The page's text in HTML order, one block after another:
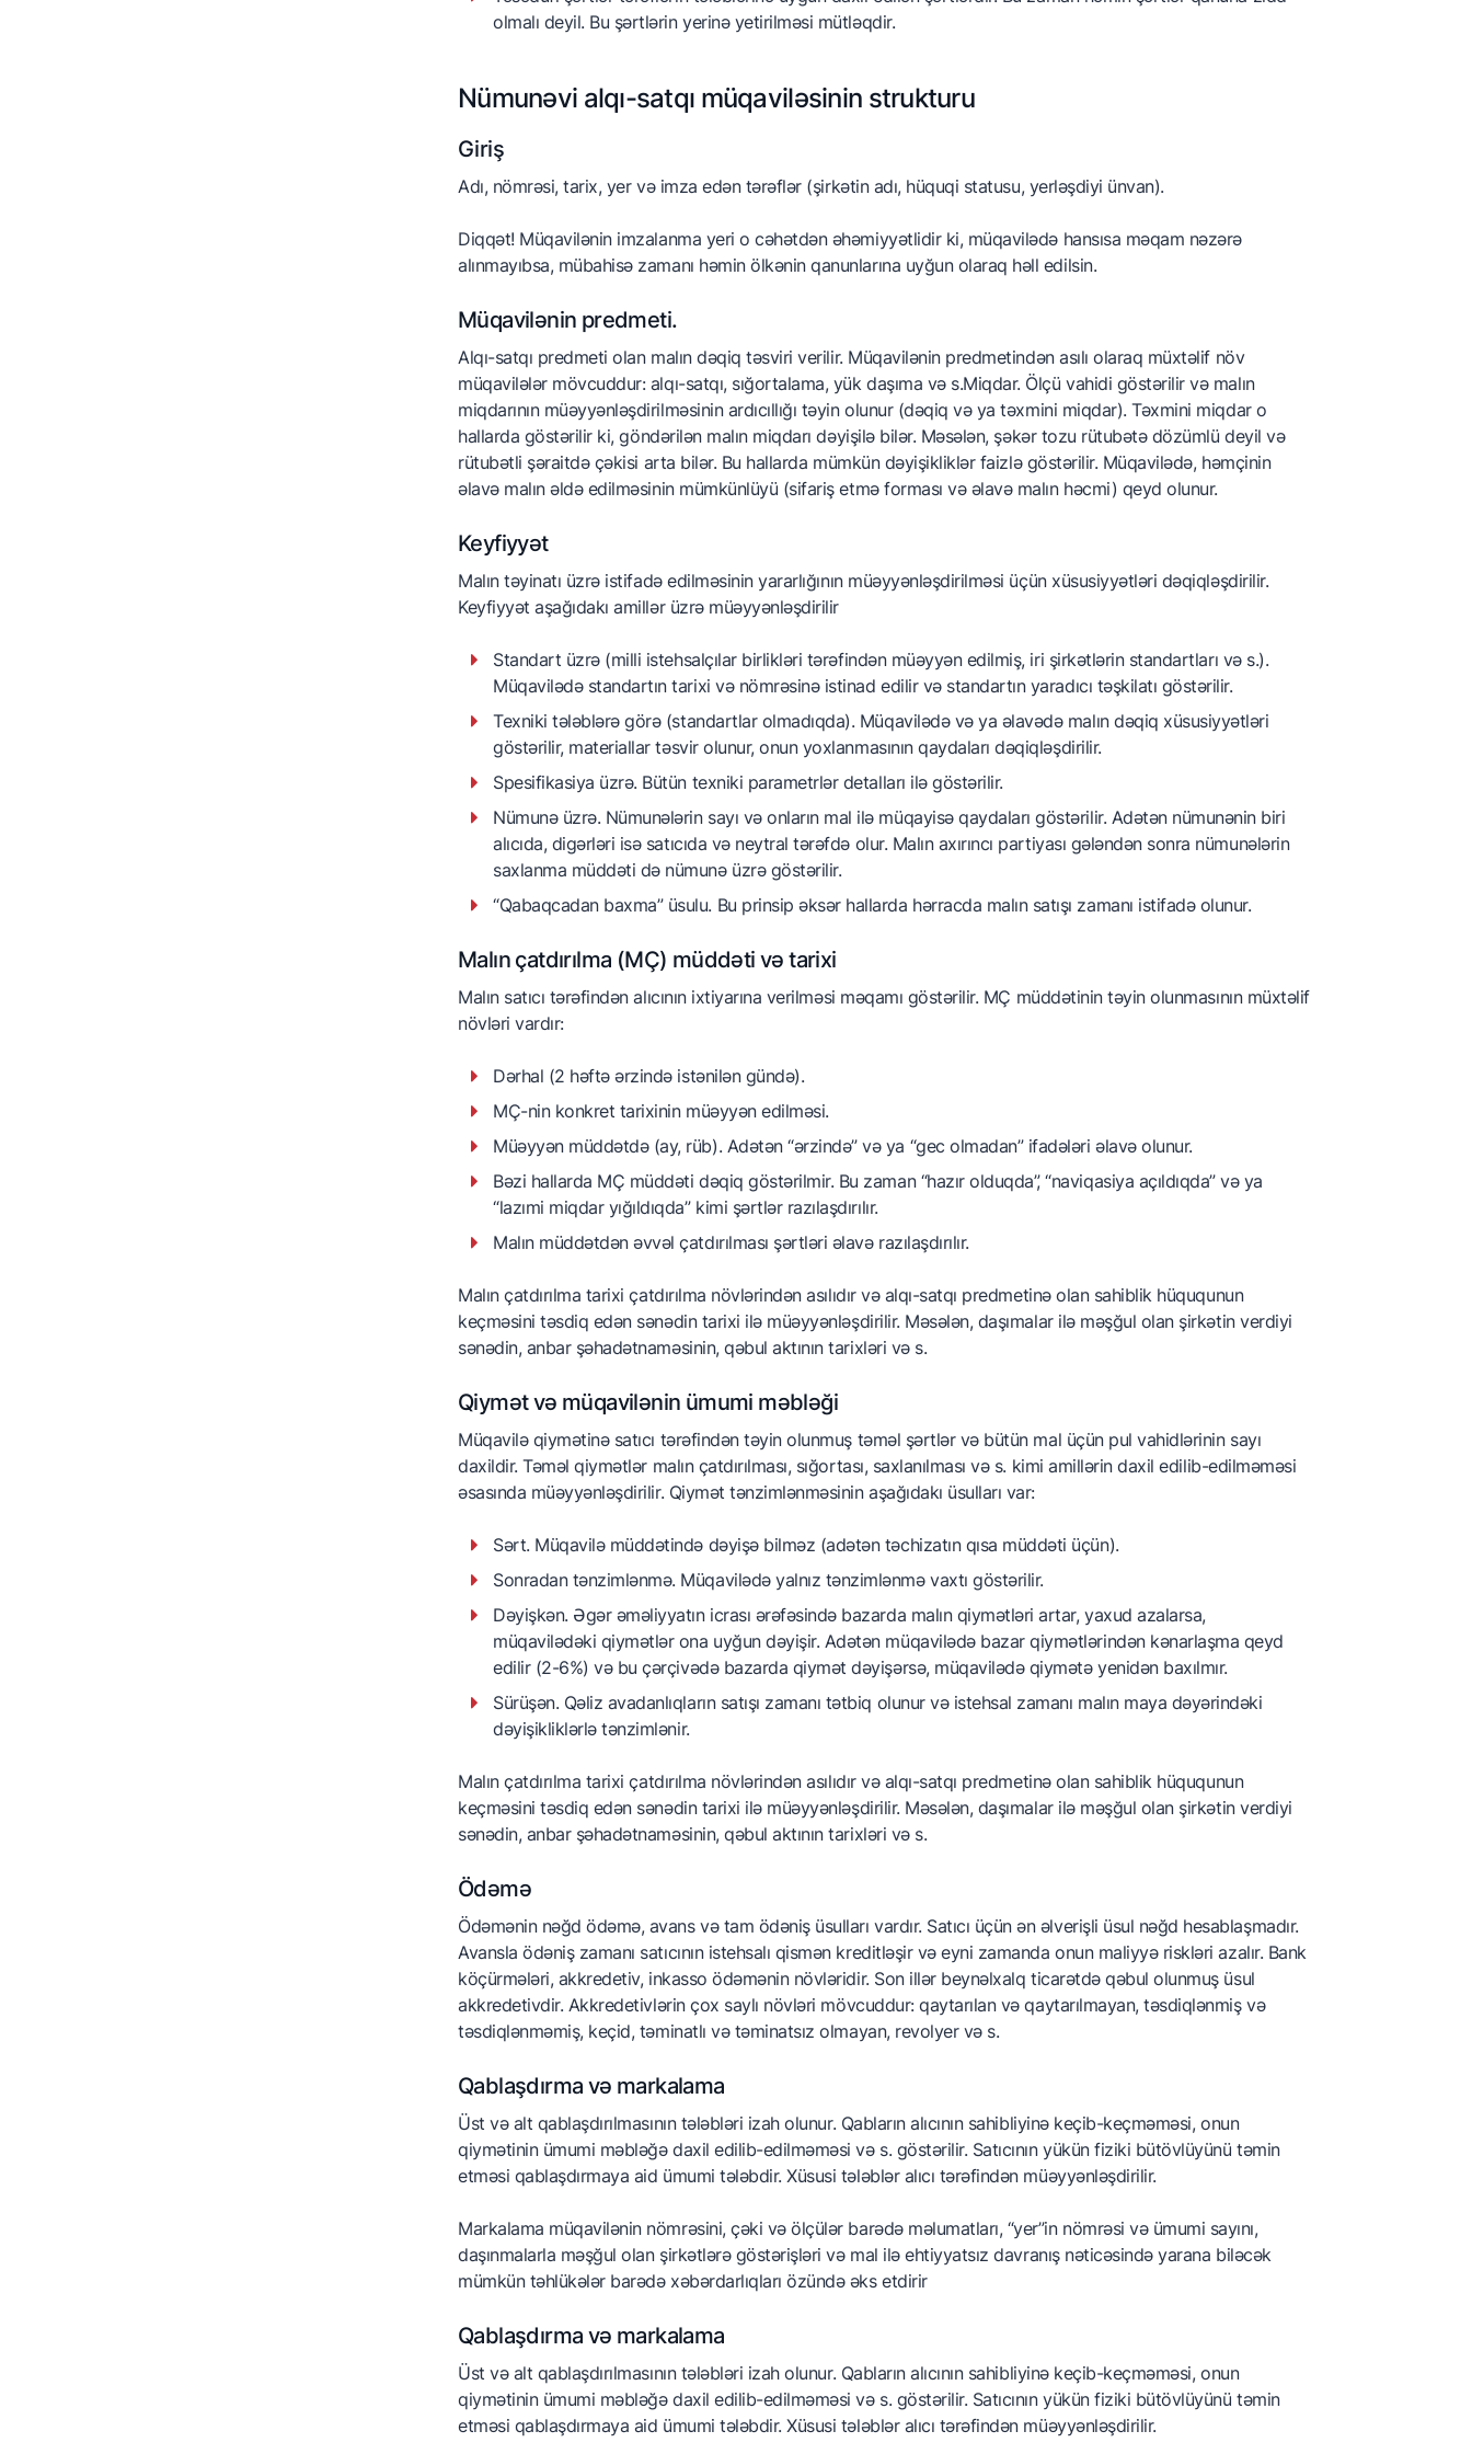
olmalı deyil. Bu şərtlərin yerinə yetirilməsi mütləqdir.
Nümunəvi alqı-satqı müqaviləsinin strukturu
Giriş
Adı, nömrəsi, tarix, yer və imza edən tərəflər (şirkətin adı, hüquqi statusu, yerləşdiyi ünvan).
Diqqət! Müqavilənin imzalanma yeri o cəhətdən əhəmiyyətlidir ki, müqavilədə hansısa məqam nəzərə
alınmayıbsa, mübahisə zamanı həmin ölkənin qanunlarına uyğun olaraq həll edilsin.
Müqavilənin predmeti.
Alqı-satqı predmeti olan malın dəqiq təsviri verilir. Müqavilənin predmetindən asılı olaraq müxtəlif növ
müqavilələr mövcuddur: alqı-satqı, sığortalama, yük daşıma və s.Miqdar. Ölçü vahidi göstərilir və malın
miqdarının müəyyənləşdirilməsinin ardıcıllığı təyin olunur (dəqiq və ya təxmini miqdar). Təxmini miqdar o
hallarda göstərilir ki, göndərilən malın miqdarı dəyişilə bilər. Məsələn, şəkər tozu rütubətə dözümlü deyil və
rütubətli şəraitdə çəkisi arta bilər. Bu hallarda mümkün dəyişikliklər faizlə göstərilir. Müqavilədə, həmçinin
əlavə malın əldə edilməsinin mümkünlüyü (sifariş etmə forması və əlavə malın həcmi) qeyd olunur.
Keyfiyyət
Malın təyinatı üzrə istifadə edilməsinin yararlığının müəyyənləşdirilməsi üçün xüsusiyyətləri dəqiqləşdirilir.
Keyfiyyət aşağıdakı amillər üzrə müəyyənləşdirilir
Standart üzrə (milli istehsalçılar birlikləri tərəfindən müəyyən edilmiş, iri şirkətlərin standartları və s.).
Müqavilədə standartın tarixi və nömrəsinə istinad edilir və standartın yaradıcı təşkilatı göstərilir.
Texniki tələblərə görə (standartlar olmadıqda). Müqavilədə və ya əlavədə malın dəqiq xüsusiyyətləri
göstərilir, materiallar təsvir olunur, onun yoxlanmasının qaydaları dəqiqləşdirilir.
Spesifikasiya üzrə. Bütün texniki parametrlər detalları ilə göstərilir.
Nümunə üzrə. Nümunələrin sayı və onların mal ilə müqayisə qaydaları göstərilir. Adətən nümunənin biri
alıcıda, digərləri isə satıcıda və neytral tərəfdə olur. Malın axırıncı partiyası gələndən sonra nümunələrin
saxlanma müddəti də nümunə üzrə göstərilir.
“Qabaqcadan baxma” üsulu. Bu prinsip əksər hallarda hərracda malın satışı zamanı istifadə olunur.
Malın çatdırılma (MÇ) müddəti və tarixi
Malın satıcı tərəfindən alıcının ixtiyarına verilməsi məqamı göstərilir. MÇ müddətinin təyin olunmasının müxtəlif
növləri vardır:
Dərhal (2 həftə ərzində istənilən gündə).
MÇ-nin konkret tarixinin müəyyən edilməsi.
Müəyyən müddətdə (ay, rüb). Adətən “ərzində” və ya “gec olmadan” ifadələri əlavə olunur.
Bəzi hallarda MÇ müddəti dəqiq göstərilmir. Bu zaman “hazır olduqda”, “naviqasiya açıldıqda” və ya
“lazımi miqdar yığıldıqda” kimi şərtlər razılaşdırılır.
Malın müddətdən əvvəl çatdırılması şərtləri əlavə razılaşdırılır.
Malın çatdırılma tarixi çatdırılma növlərindən asılıdır və alqı-satqı predmetinə olan sahiblik hüququnun
keçməsini təsdiq edən sənədin tarixi ilə müəyyənləşdirilir. Məsələn, daşımalar ilə məşğul olan şirkətin verdiyi
sənədin, anbar şəhadətnaməsinin, qəbul aktının tarixləri və s.
Qiymət və müqavilənin ümumi məbləği
Müqavilə qiymətinə satıcı tərəfindən təyin olunmuş təməl şərtlər və bütün mal üçün pul vahidlərinin sayı
daxildir. Təməl qiymətlər malın çatdırılması, sığortası, saxlanılması və s. kimi amillərin daxil edilib-edilməməsi
əsasında müəyyənləşdirilir. Qiymət tənzimlənməsinin aşağıdakı üsulları var:
Sərt. Müqavilə müddətində dəyişə bilməz (adətən təchizatın qısa müddəti üçün).
Sonradan tənzimlənmə. Müqavilədə yalnız tənzimlənmə vaxtı göstərilir.
Dəyişkən. Əgər əməliyyatın icrası ərəfəsində bazarda malın qiymətləri artar, yaxud azalarsa,
müqavilədəki qiymətlər ona uyğun dəyişir. Adətən müqavilədə bazar qiymətlərindən kənarlaşma qeyd
edilir (2-6%) və bu çərçivədə bazarda qiymət dəyişərsə, müqavilədə qiymətə yenidən baxılmır.
Sürüşən. Qəliz avadanlıqların satışı zamanı tətbiq olunur və istehsal zamanı malın maya dəyərindəki
dəyişikliklərlə tənzimlənir.
Malın çatdırılma tarixi çatdırılma növlərindən asılıdır və alqı-satqı predmetinə olan sahiblik hüququnun
keçməsini təsdiq edən sənədin tarixi ilə müəyyənləşdirilir. Məsələn, daşımalar ilə məşğul olan şirkətin verdiyi
sənədin, anbar şəhadətnaməsinin, qəbul aktının tarixləri və s.
Ödəmə
Ödəmənin nəğd ödəmə, avans və tam ödəniş üsulları vardır. Satıcı üçün ən əlverişli üsul nəğd hesablaşmadır.
Avansla ödəniş zamanı satıcının istehsalı qismən kreditləşir və eyni zamanda onun maliyyə riskləri azalır. Bank
köçürmələri, akkredetiv, inkasso ödəmənin növləridir. Son illər beynəlxalq ticarətdə qəbul olunmuş üsul
akkredetivdir. Akkredetivlərin çox saylı növləri mövcuddur: qaytarılan və qaytarılmayan, təsdiqlənmiş və
təsdiqlənməmiş, keçid, təminatlı və təminatsız olmayan, revolyer və s.
Qablaşdırma və markalama
Üst və alt qablaşdırılmasının tələbləri izah olunur. Qabların alıcının sahibliyinə keçib-keçməməsi, onun
qiymətinin ümumi məbləğə daxil edilib-edilməməsi və s. göstərilir. Satıcının yükün fiziki bütövlüyünü təmin
etməsi qablaşdırmaya aid ümumi tələbdir. Xüsusi tələblər alıcı tərəfindən müəyyənləşdirilir.
Markalama müqavilənin nömrəsini, çəki və ölçülər barədə məlumatları, “yer”in nömrəsi və ümumi sayını,
daşınmalarla məşğul olan şirkətlərə göstərişləri və mal ilə ehtiyyatsız davranış nəticəsində yarana biləcək
mümkün təhlükələr barədə xəbərdarlıqları özündə əks etdirir
Qablaşdırma və markalama
Üst və alt qablaşdırılmasının tələbləri izah olunur. Qabların alıcının sahibliyinə keçib-keçməməsi, onun
qiymətinin ümumi məbləğə daxil edilib-edilməməsi və s. göstərilir. Satıcının yükün fiziki bütövlüyünü təmin
etməsi qablaşdırmaya aid ümumi tələbdir. Xüsusi tələblər alıcı tərəfindən müəyyənləşdirilir.